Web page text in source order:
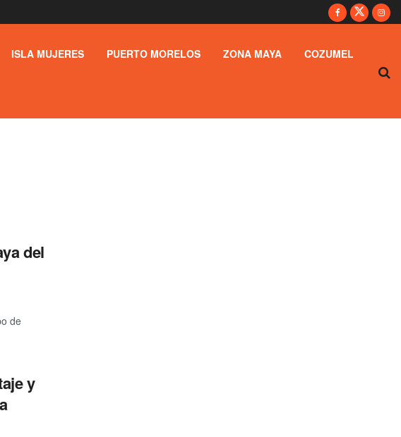
ISLA MUJERES PUERTO MORELOS ZONA MAYA COZUMEL
del
de
y